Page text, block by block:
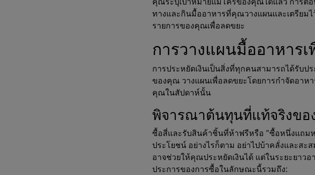
ทางและกินมื้ออาหารที่คุณวางแผนและเตรียม
รายการของคุณเพื่อลดขยะ
การวางแผนมื้ออาหาร
การประหยัดเงินเป็นสิ่งที่ทุกคนสามารถได้รับ
ของคุณ วางแผนเพื่อลดขยะโดยการกำจัดอาห
คุณในสัปดาห์นั้น
พิจารณาต้นทุนที่แท้จริงขอ
ซื้อสี่และรับสินค้าชิ้นที่ห้าฟรีหรือ "ซื้อหนึ่งแถมห
ประโยชน์ อย่างไรก็ตาม อย่าไปบ้าคลั่งและสะ
อาจช่วยให้คุณประหยัดเงินได้ แต่ในระยะยาว
ประการของการซื้อในลักษณะนี้รวมถึง: